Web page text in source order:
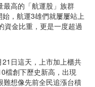
最高的「航運股」族群
，航運3雄們就屢屢站上
資金比重，更是一度超過
日這天，上市加上櫃共
檔創下歷史新高，出現
難想像先前全民追漲台積